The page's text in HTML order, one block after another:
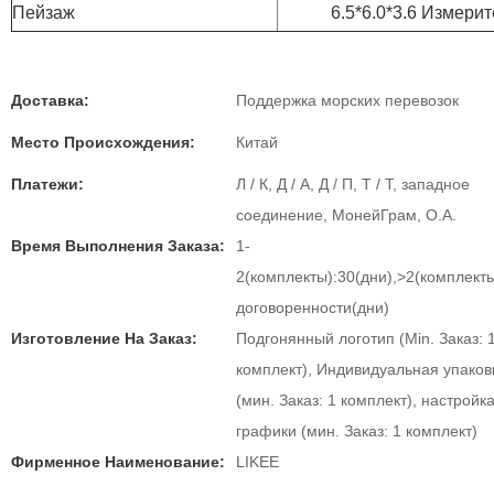
Пейзаж
6.5*6.0*3.6
Доставка: Поддержка морских перевозок
Место Происхождения: Китай
Платежи:
Л / К, Д / А, Д / П, Т / Т, западное
соединение, МонейГрам, О.А.
Время Выполнения Заказа:
1-
договоренности(дни)
Изготовление На Заказ:
Подгонянный логотип (Min. Заказ:
комплект), Индивидуальная
(мин. Заказ: 1 комплект), настройка
графики (мин. Заказ: 1 комплект)
Фирменное Наименование:
LIKEE